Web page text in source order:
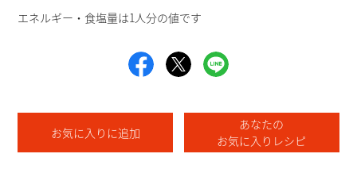
エネルギー・食塩量は1人分の値です
お気に入りに追加
あなたの
お気に入りレシピ